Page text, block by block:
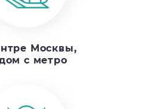
Москвы,
с метро